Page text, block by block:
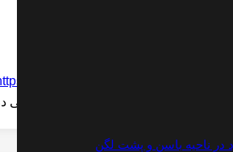
در ناحیه باسن و پشت لگن
www.instagram.com/dr.moghtaderi
-- فلوشیپ فوق تخصصی